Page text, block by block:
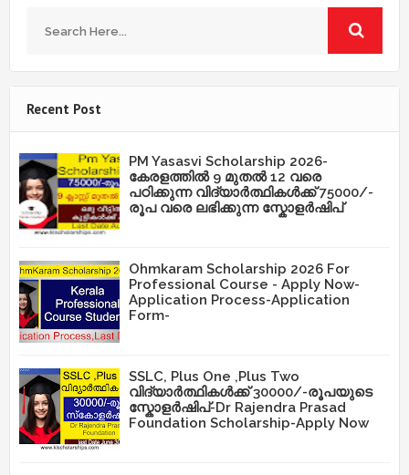
Recent Post
PM Yasasvi Scholarship 2026-
കേരളത്തിൽ 9 മുതൽ 12 വരെ
പഠിക്കുന്ന വിദ്യാർത്ഥികൾക്ക് 75000/-
രൂപ വരെ ലഭിക്കുന്ന സ്കോളർഷിപ്
Ohmkaram Scholarship 2026 For
Professional Course - Apply Now-
Application Process-Application
Form-
SSLC, Plus One ,Plus Two
വിദ്യാർത്ഥികൾക്ക് 30000/-രൂപയുടെ
സ്കോളർഷിപ്-Dr Rajendra Prasad
Foundation Scholarship-Apply Now